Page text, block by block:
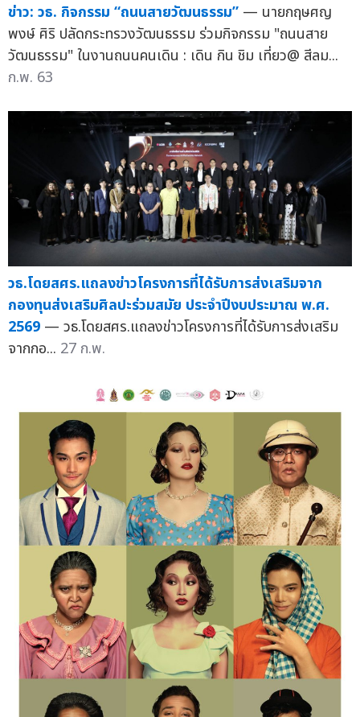
ข่าว: วธ. กิจกรรม “ถนนสายวัฒนธรรม” — นายกฤษศญ
พงษ์ ศิริ ปลัดกระทรวงวัฒนธรรม ร่วมกิจกรรม "ถนนสาย
วัฒนธรรม" ในงานถนนคนเดิน : เดิน กิน ชิม เที่ยว@ สีลม...
ก.พ. 63
วธ.โดยสศร.แถลงข่าวโครงการที่ได้รับการส่งเสริมจาก
กองทุนส่งเสริมศิลปะร่วมสมัย ประจำปีงบประมาณ พ.ศ.
2569 — วธ.โดยสศร.แถลงข่าวโครงการที่ได้รับการส่งเสริม
จากกอ... 27 ก.พ.